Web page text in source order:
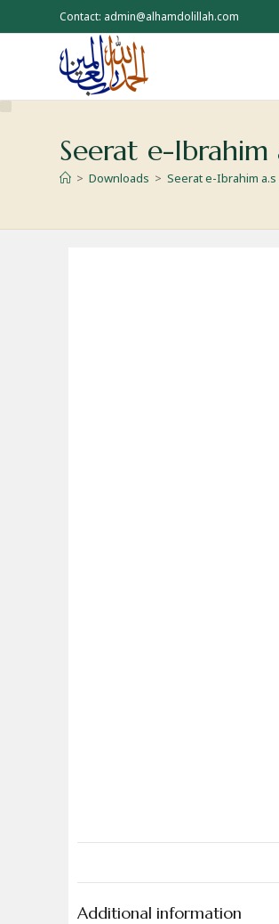
to
Contact: admin@alhamdolillah.com
> Downloads >
Additional information